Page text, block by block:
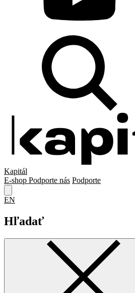
Kapitál
E-shop Podporte nás Podporte
EN
Hľadať